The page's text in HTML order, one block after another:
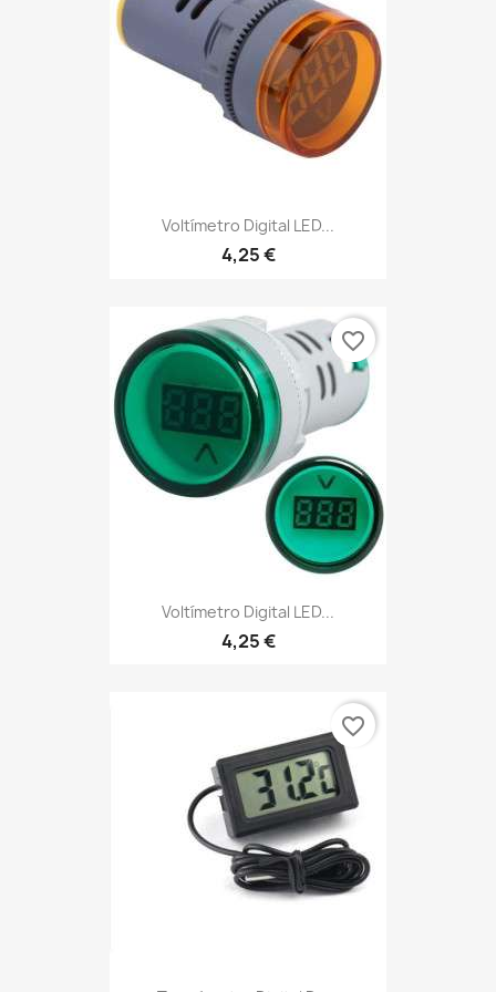
Voltímetro Digital LED...
4,25 €
Voltímetro Digital LED...
4,25 €
favorite_border
favorite_border